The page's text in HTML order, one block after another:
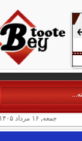
جمعه, ۱۶ مرداد ۱۴۰۵